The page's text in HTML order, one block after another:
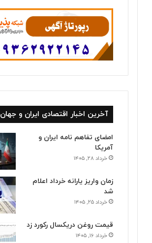
آخرین اخبار اقتصادی ایران و جهان
امضای تفاهم نامه ایران و
آمریکا
خرداد ۲۸, ۱۴۰۵
زمان واریز یارانه خرداد اعلام
شد
خرداد ۲۵, ۱۴۰۵
قیمت روغن دریکسال رکورد زد
خرداد ۱۶, ۱۴۰۵